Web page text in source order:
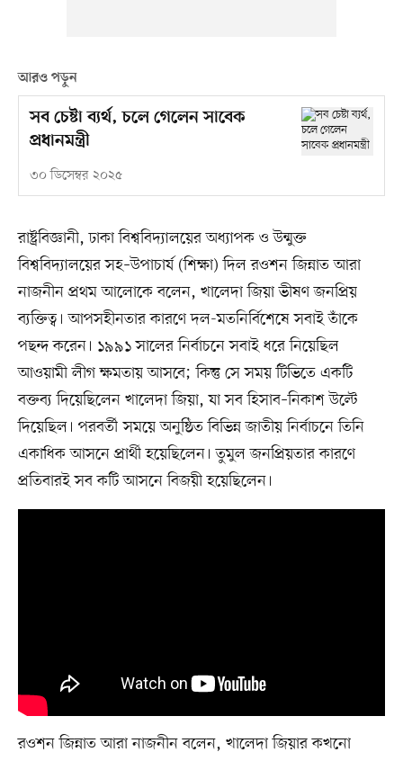
আরও পড়ুন
সব চেষ্টা ব্যর্থ, চলে গেলেন সাবেক
প্রধানমন্ত্রী
৩০ ডিসেম্বর ২০২৫
রাষ্ট্রবিজ্ঞানী, ঢাকা বিশ্ববিদ্যালয়ের অধ্যাপক ও উন্মুক্ত
বিশ্ববিদ্যালয়ের সহ–উপাচার্য (শিক্ষা) দিল রওশন জিন্নাত আরা
নাজনীন প্রথম আলোকে বলেন, খালেদা জিয়া ভীষণ জনপ্রিয়
ব্যক্তিত্ব। আপসহীনতার কারণে দল-মতনির্বিশেষে সবাই তাঁকে
পছন্দ করেন। ১৯৯১ সালের নির্বাচনে সবাই ধরে নিয়েছিল
আওয়ামী লীগ ক্ষমতায় আসবে; কিন্তু সে সময় টিভিতে একটি
বক্তব্য দিয়েছিলেন খালেদা জিয়া, যা সব হিসাব–নিকাশ উল্টে
দিয়েছিল। পরবর্তী সময়ে অনুষ্ঠিত বিভিন্ন জাতীয় নির্বাচনে তিনি
একাধিক আসনে প্রার্থী হয়েছিলেন। তুমুল জনপ্রিয়তার কারণে
প্রতিবারই সব কটি আসনে বিজয়ী হয়েছিলেন।
রওশন জিন্নাত আরা নাজনীন বলেন, খালেদা জিয়ার কখনো